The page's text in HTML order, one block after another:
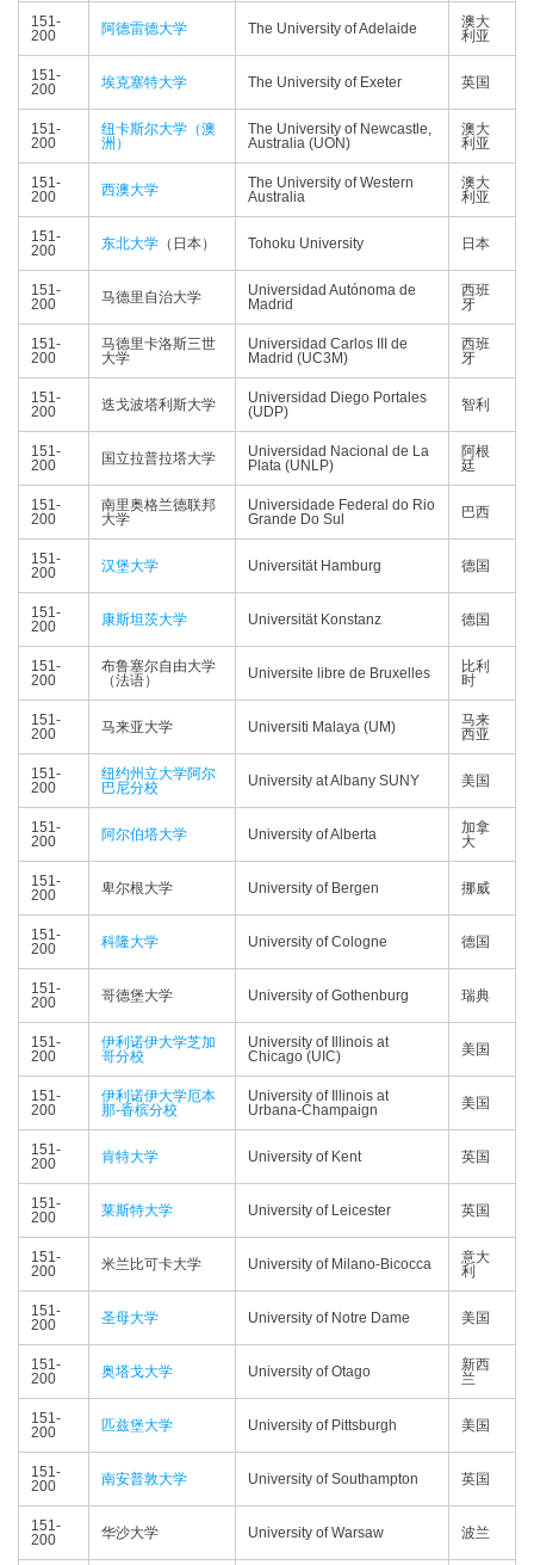
151-
200
阿德雷德大学 The University of Adelaide
澳大
利亚
151-
200
埃克塞特大学 The University of Exeter 英国
151-
200
纽卡斯尔大学（澳
洲）
The University of Newcastle,
Australia (UON)
澳大
利亚
151-
200
西澳大学
The University of Western
Australia
澳大
利亚
151-
200
东北大学 （日本） Tohoku University 日本
151-
200
马德里自治大学
Universidad Autónoma de
Madrid
西班
牙
151-
200
马德里卡洛斯三世
大学
Universidad Carlos III de
Madrid (UC3M)
西班
牙
151-
200
迭戈波塔利斯大学
Universidad Diego Portales
(UDP)
智利
151-
200
国立拉普拉塔大学
Universidad Nacional de La
Plata (UNLP)
阿根
廷
151-
200
南里奥格兰德联邦
大学
Universidade Federal do Rio
Grande Do Sul
巴西
151-
200
汉堡大学 Universität Hamburg 德国
151-
200
康斯坦茨大学 Universität Konstanz 德国
151-
200
布鲁塞尔自由大学
（法语）
Universite libre de Bruxelles
比利
时
151-
200
马来亚大学 Universiti Malaya (UM)
马来
西亚
151-
200
纽约州立大学阿尔
巴尼分校
University at Albany SUNY 美国
151-
200
阿尔伯塔大学 University of Alberta
加拿
大
151-
200
卑尔根大学 University of Bergen 挪威
151-
200
科隆大学 University of Cologne 德国
151-
200
哥德堡大学 University of Gothenburg 瑞典
151-
200
伊利诺伊大学芝加
哥分校
University of Illinois at
Chicago (UIC)
美国
151-
200
伊利诺伊大学厄本
那-香槟分校
University of Illinois at
Urbana-Champaign
美国
151-
200
肯特大学 University of Kent 英国
151-
200
莱斯特大学 University of Leicester 英国
151-
200
米兰比可卡大学 University of Milano-Bicocca
意大
利
151-
200
圣母大学 University of Notre Dame 美国
151-
200
奥塔戈大学 University of Otago
新西
兰
151-
200
匹兹堡大学 University of Pittsburgh 美国
151-
200
南安普敦大学 University of Southampton 英国
151-
200
华沙大学 University of Warsaw 波兰